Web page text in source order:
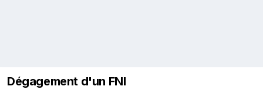
Dégagement d'un FNI